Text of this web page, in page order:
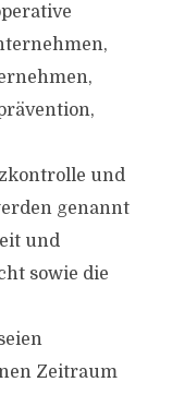
und
genannt
und
sowie die
Zeitraum